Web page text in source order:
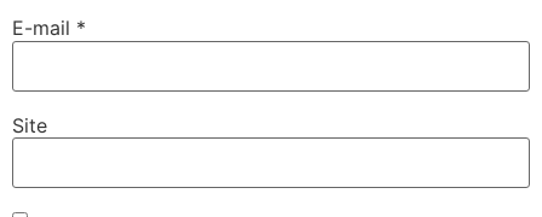
E-mail *
Site